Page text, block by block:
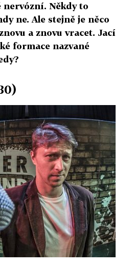
nervózní. Někdy to
ne. Ale stejně je něco
a znovu vracet. Jací
formace nazvané